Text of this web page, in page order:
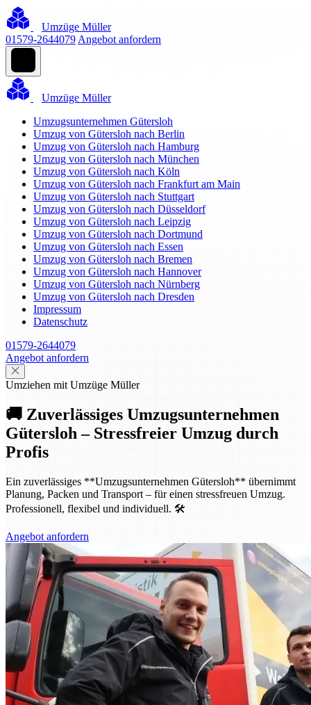
Umzüge Müller
01579-2644079 Angebot anfordern
Umzüge Müller
Umzugsunternehmen Gütersloh
Umzug von Gütersloh nach Berlin
Umzug von Gütersloh nach Hamburg
Umzug von Gütersloh nach München
Umzug von Gütersloh nach Köln
Umzug von Gütersloh nach Frankfurt am Main
Umzug von Gütersloh nach Stuttgart
Umzug von Gütersloh nach Düsseldorf
Umzug von Gütersloh nach Leipzig
Umzug von Gütersloh nach Dortmund
Umzug von Gütersloh nach Essen
Umzug von Gütersloh nach Bremen
Umzug von Gütersloh nach Hannover
Umzug von Gütersloh nach Nürnberg
Umzug von Gütersloh nach Dresden
Impressum
Datenschutz
01579-2644079
Angebot anfordern
Umziehen mit Umzüge Müller
🚚 Zuverlässiges Umzugsunternehmen
Gütersloh – Stressfreier Umzug durch
Profis
Ein zuverlässiges **Umzugsunternehmen Gütersloh** übernimmt
Planung, Packen und Transport – für einen stressfreuen Umzug.
Professionell, flexibel und individuell. 🛠️
Angebot anfordern